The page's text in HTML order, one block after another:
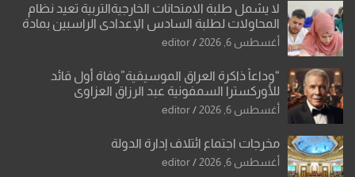
لا يشمل طلبة الامتحانات الخارجيةالتربية تعيد نظام
المحاولات لطلبة السادس الإعدادي الراسبين بمادة
أو مادتين
أغسطس 6, 2026 editor
“وداعاً ذاكرة العراق الموسيقية”وفاة أول قائد
للأوركسترا السمفونية عبد الرزاق العزاوي
أغسطس 6, 2026 editor
مخرجات اجتماع ائتلاف إدارة الدولة
أغسطس 6, 2026 editor